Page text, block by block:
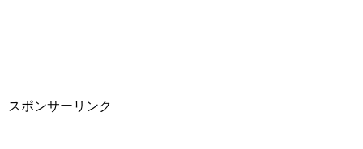
スポンサーリンク